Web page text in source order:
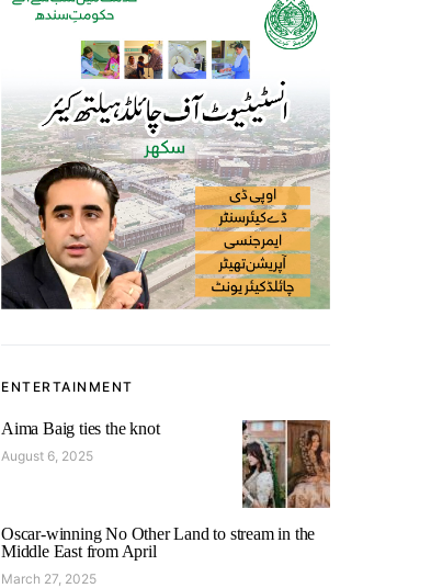
ENTERTAINMENT
Aima Baig ties the knot
August 6, 2025
Oscar-winning No Other Land to stream in the
Middle East from April
March 27, 2025